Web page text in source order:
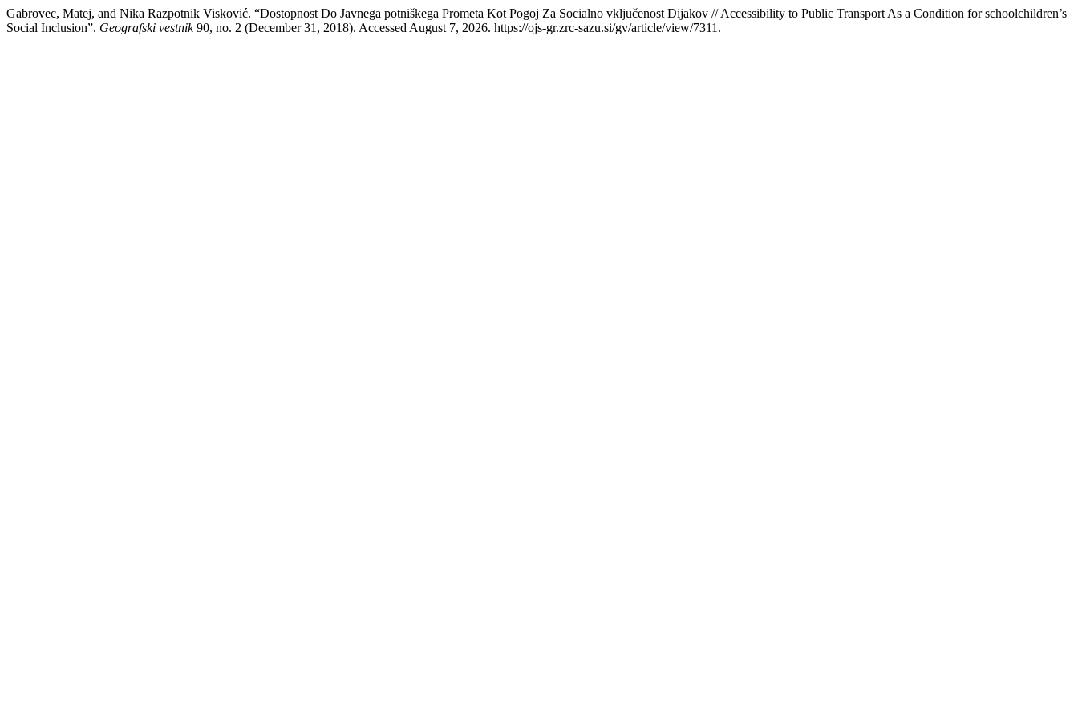
Gabrovec, Matej, and Nika Razpotnik Visković. “Dostopnost Do Javnega potniškega Prometa Kot Pogoj Za Socialno vključenost Dijakov // Accessibility to Public Transport As a Condition for schoolchildren’s
Social Inclusion”. Geografski vestnik90, no. 2 (December 31, 2018). Accessed August 7, 2026. https://ojs-gr.zrc-sazu.si/gv/article/view/7311.